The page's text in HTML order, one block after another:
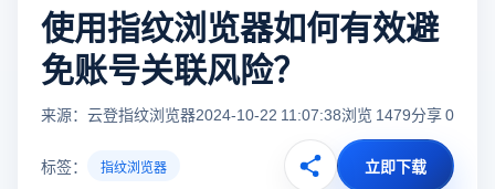
使用指纹浏览器如何有效避
免账号关联风险？
来源：云登指纹浏览器2024-10-22 11:07:38浏览 1479分享 0
标签： 指纹浏览器 立即下载